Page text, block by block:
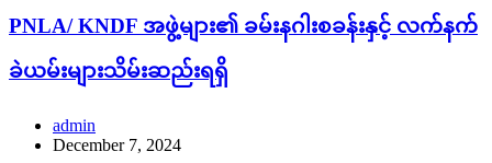
PNLA/ KNDF အဖွဲ့များ၏ ခမ်းနဂါးစခန်းနှင့် လက်နက်
ခဲယမ်းများသိမ်းဆည်းရရှိ
admin
December 7, 2024